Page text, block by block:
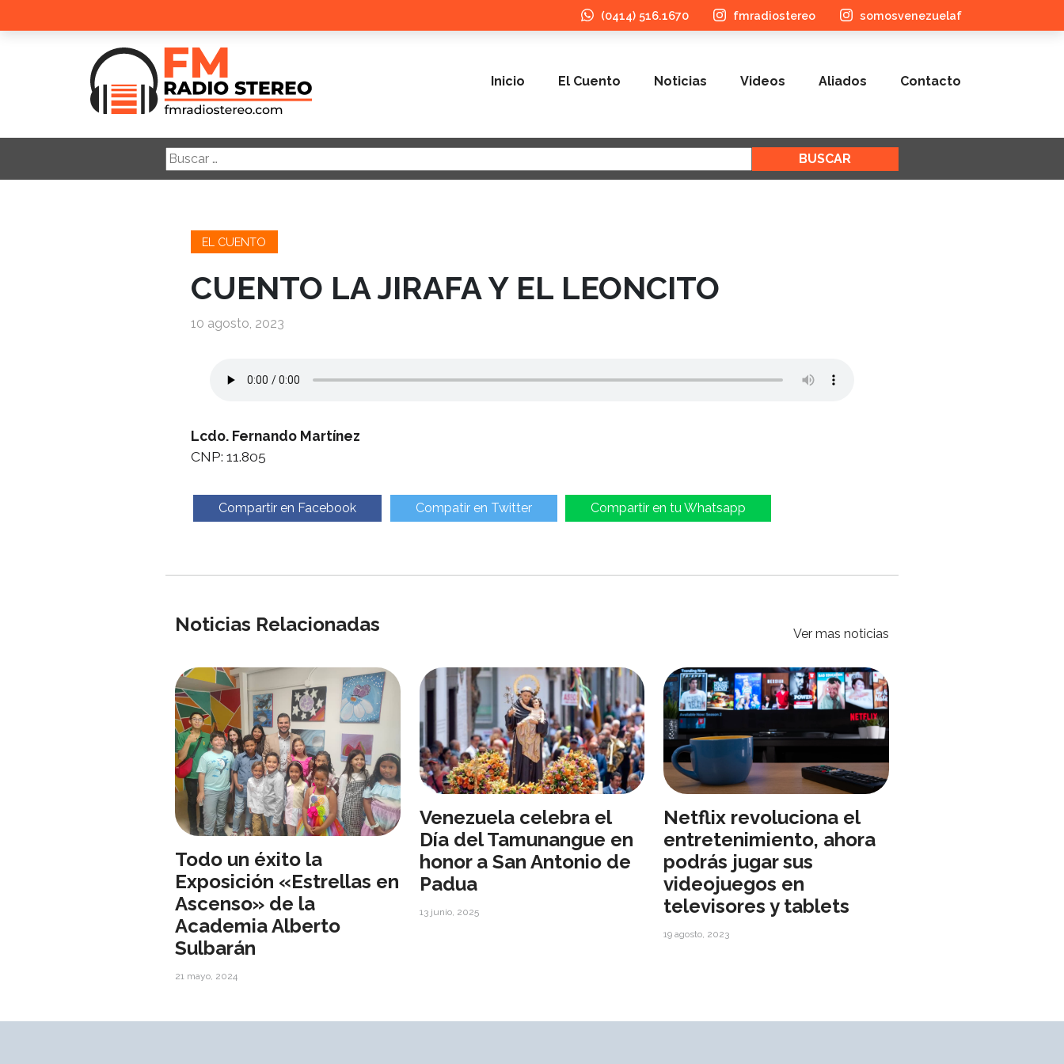
(0414) 516.1670 fmradiostereo somosvenezuelaf
Inicio El Cuento Noticias Videos Aliados Contacto
Buscar:
EL CUENTO
CUENTO LA JIRAFA Y EL LEONCITO
10 agosto, 2023
Lcdo. Fernando Martínez
CNP: 11.805
Compartir en Facebook Compatir en Twitter Compartir en tu Whatsapp
Noticias Relacionadas Ver mas noticias
Todo un éxito la
Exposición «Estrellas en
Ascenso» de la
Academia Alberto
Sulbarán
21 mayo, 2024
Venezuela celebra el
Día del Tamunangue en
honor a San Antonio de
Padua
13 junio, 2025
Netflix revoluciona el
entretenimiento, ahora
podrás jugar sus
videojuegos en
televisores y tablets
19 agosto, 2023